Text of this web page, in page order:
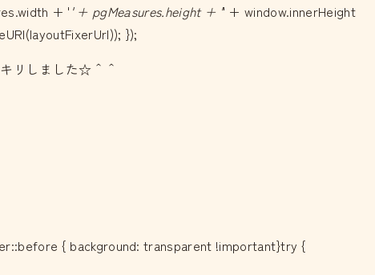
+ ' ' + pgMeasures.height + '' + window.innerHeight
});
リしました☆＾＾
{ background: transparent !important}try {